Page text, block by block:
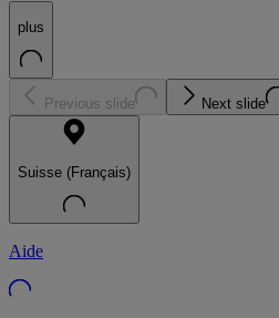
plus
Previous slide Next slide
Suisse (Français)
Aide